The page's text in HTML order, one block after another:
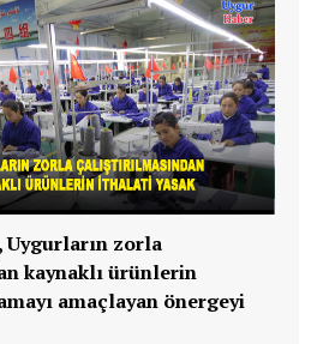
Uygurların zorla
kaynaklı ürünlerin
amaçlayan önergeyi